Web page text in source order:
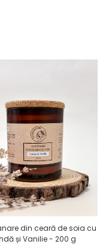
din ceară de soia cu
și Vanilie - 200 g